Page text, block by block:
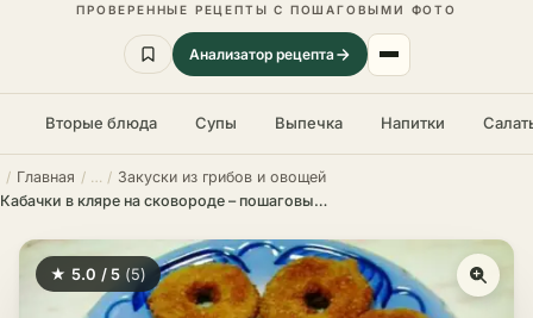
ПРОВЕРЕННЫЕ РЕЦЕПТЫ С ПОШАГОВЫМИ ФОТО
Анализатор рецепта
Вторые блюда Супы Выпечка Напитки
Главная
Закуски из грибов и овощей
Кабачки в кляре на сковороде – пошаговый рецепт в домашних условиях
★ 5.0 / 5 (5)